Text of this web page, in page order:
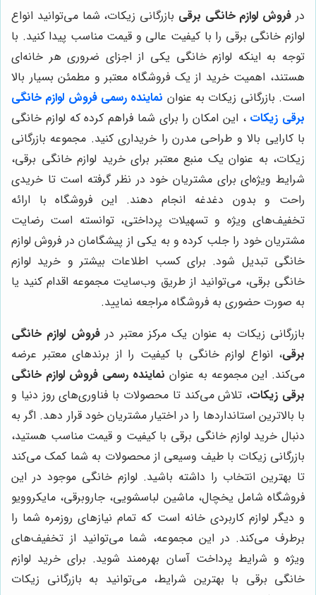
در فروش لوازم خانگی برقی بازرگانی زیکات، شما می‌توانید انواع
لوازم خانگی برقی را با کیفیت عالی و قیمت مناسب پیدا کنید. با
توجه به اینکه لوازم خانگی یکی از اجزای ضروری هر خانه‌ای
هستند، اهمیت خرید از یک فروشگاه معتبر و مطمئن بسیار بالا
است. بازرگانی زیکات به عنوان نماینده رسمی فروش لوازم خانگی
برقی زیکات ، این امکان را برای شما فراهم کرده که لوازم خانگی
با کارایی بالا و طراحی مدرن را خریداری کنید. مجموعه بازرگانی
زیکات، به عنوان یک منبع معتبر برای خرید لوازم خانگی برقی،
شرایط ویژه‌ای برای مشتریان خود در نظر گرفته است تا خریدی
راحت و بدون دغدغه انجام دهند. این فروشگاه با ارائه
تخفیف‌های ویژه و تسهیلات پرداختی، توانسته است رضایت
مشتریان خود را جلب کرده و به یکی از پیشگامان در فروش لوازم
خانگی تبدیل شود. برای کسب اطلاعات بیشتر و خرید لوازم
خانگی برقی، می‌توانید از طریق وب‌سایت مجموعه اقدام کنید یا
به صورت حضوری به فروشگاه مراجعه نمایید.
بازرگانی زیکات به عنوان یک مرکز معتبر درفروش لوازم خانگی
برقی، انواع لوازم خانگی با کیفیت را از برندهای معتبر عرضه
می‌کند. این مجموعه به عنوان نماینده رسمی فروش لوازم خانگی
برقی زیکات، تلاش می‌کند تا محصولات با فناوری‌های روز دنیا و
با بالاترین استانداردها را در اختیار مشتریان خود قرار دهد. اگر به
دنبال خرید لوازم خانگی برقی با کیفیت و قیمت مناسب هستید،
بازرگانی زیکات با طیف وسیعی از محصولات به شما کمک می‌کند
تا بهترین انتخاب را داشته باشید. لوازم خانگی موجود در این
فروشگاه شامل یخچال، ماشین لباسشویی، جاروبرقی، مایکروویو
و دیگر لوازم کاربردی خانه است که تمام نیازهای روزمره شما را
برطرف می‌کند. در این مجموعه، شما می‌توانید از تخفیف‌های
ویژه و شرایط پرداخت آسان بهره‌مند شوید. برای خرید لوازم
خانگی برقی با بهترین شرایط، می‌توانید به بازرگانی زیکات